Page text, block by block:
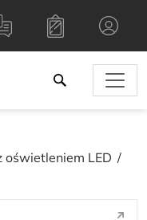
oświetleniem LED